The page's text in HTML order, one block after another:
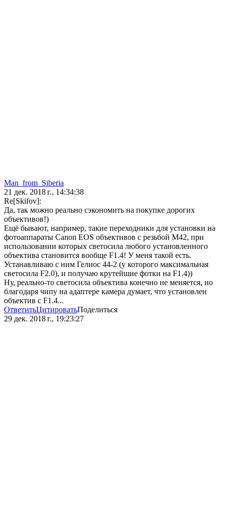
Man_from_Siberia
21 дек. 2018 г., 14:34:38
Re[Skifov]:
Да, так можно реально сэкономить на покупке дорогих
объективов!)
Ещё бывают, например, такие переходники для установки на
фотоаппараты Canon EOS объективов с резьбой M42, при
использовании которых светосила любого установленного
объектива становится вообще F1.4! У меня такой есть.
Устанавливаю с ним Гелиос 44-2 (у которого максимальная
светосила F2.0), и получаю крутейшие фотки на F1.4))
Ну, реально-то светосила объектива конечно не меняется, но
благодаря чипу на адаптере камера думает, что установлен
объектив с F1.4...
ОтветитьЦитироватьПоделиться
29 дек. 2018 г., 19:23:27